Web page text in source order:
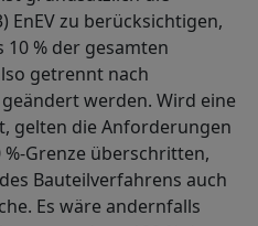
EnEV zu berücksichtigen,
10 % der gesamten
getrennt nach
werden. Wird eine
gelten die Anforderungen
%-Grenze überschritten,
Bauteilverfahrens auch
Es wäre andernfalls